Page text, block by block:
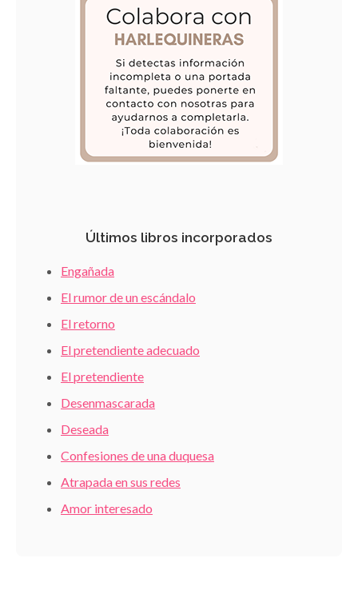
Últimos libros incorporados
Engañada
El rumor de un escándalo
El retorno
El pretendiente adecuado
El pretendiente
Desenmascarada
Deseada
Confesiones de una duquesa
Atrapada en sus redes
Amor interesado